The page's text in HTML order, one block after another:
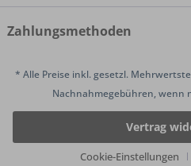
Zahlungsmethoden
* Alle Preise inkl. gesetzl.
Nachnahmegebühren, wenn
Vertrag
Cookie-Einstellungen